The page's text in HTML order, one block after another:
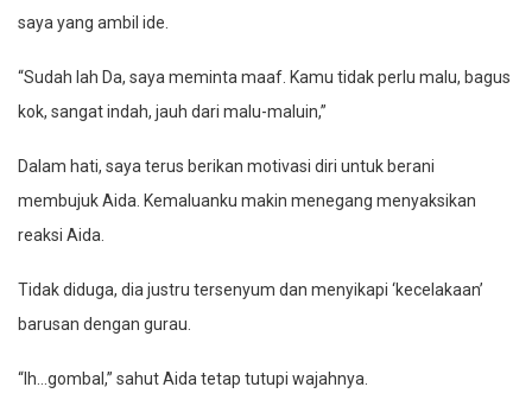
saya yang ambil ide.
“Sudah lah Da, saya meminta maaf. Kamu tidak perlu malu, bagus
kok, sangat indah, jauh dari malu-maluin,”
Dalam hati, saya terus berikan motivasi diri untuk berani
membujuk Aida. Kemaluanku makin menegang menyaksikan
reaksi Aida.
Tidak diduga, dia justru tersenyum dan menyikapi ‘kecelakaan’
barusan dengan gurau.
“Ih…gombal,” sahut Aida tetap tutupi wajahnya.